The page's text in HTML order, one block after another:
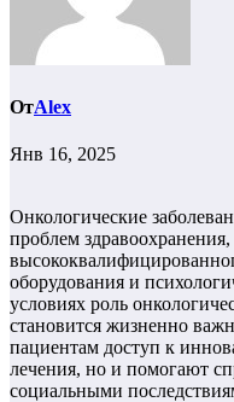
ОтAlex
Янв 16, 2025
Онкологические
проблем
оборудования и
условиях роль
становится жизненно
пациентам доступ к
лечения, но и помогают
социальными